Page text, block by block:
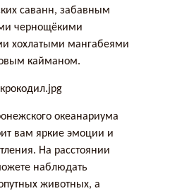
саванн, забавным
чернощёкими
хохлатыми мангабеями
кайманом.
океанариума
вам яркие эмоции и
На расстоянии
наблюдать
животных, а